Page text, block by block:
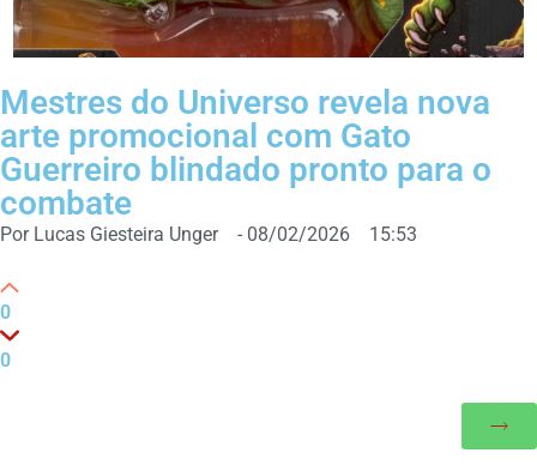
Mestres do Universo revela nova
arte promocional com Gato
Guerreiro blindado pronto para o
combate
Por Lucas Giesteira Unger - 08/02/2026 15:53
0
0